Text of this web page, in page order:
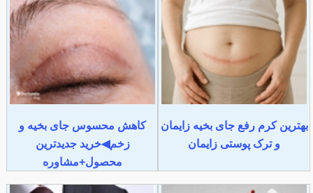
بهترین کرم رفع جای بخیه زایمان
و ترک پوستی زایمان
کاهش محسوس جای بخیه و
زخم◀خرید جدیدترین
محصول+مشاوره